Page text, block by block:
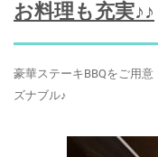
お料理も充実♪♪
豪華ステーキBBQをご用
ズナブル♪